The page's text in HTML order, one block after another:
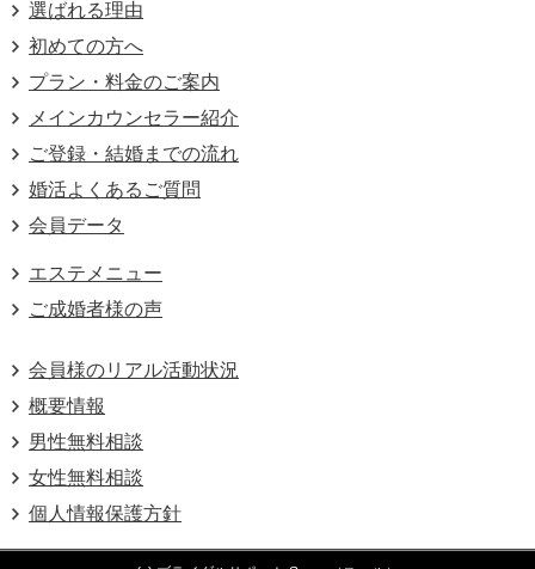
選ばれる理由
初めての方へ
プラン・料金のご案内
メインカウンセラー紹介
ご登録・結婚までの流れ
婚活よくあるご質問
会員データ
エステメニュー
ご成婚者様の声
会員様のリアル活動状況
概要情報
男性無料相談
女性無料相談
個人情報保護方針